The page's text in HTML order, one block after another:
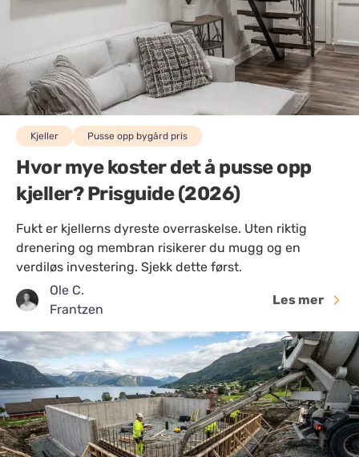
Kjeller Pusse opp bygård pris
Hvor mye koster det å pusse opp
kjeller? Prisguide (2026)
Fukt er kjellerns dyreste overraskelse. Uten riktig
drenering og membran risikerer du mugg og en
verdiløs investering. Sjekk dette først.
Ole C.
Frantzen
Les mer